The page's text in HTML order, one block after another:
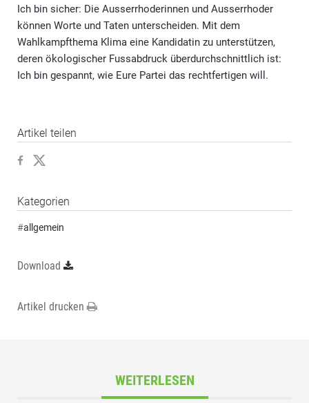
Ich bin sicher: Die Ausserrhoderinnen und Ausserrhoder
können Worte und Taten unterscheiden. Mit dem
Wahlkampfthema Klima eine Kandidatin zu unterstützen,
deren ökologischer Fussabdruck überdurchschnittlich ist:
Ich bin gespannt, wie Eure Partei das rechtfertigen will.
Artikel teilen
Kategorien
#allgemein
Download
Artikel drucken
WEITERLESEN